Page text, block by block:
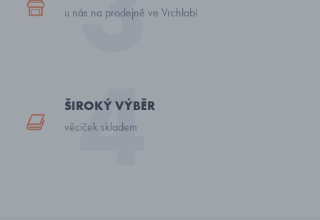
u nás na prodejně ve Vrchlabí
ŠIROKÝ VÝBĚR
věciček skladem